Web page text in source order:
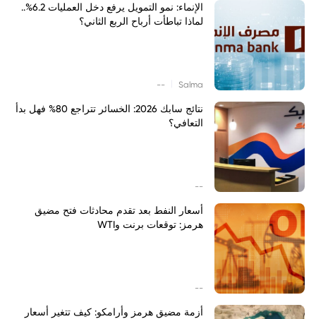
الإنماء: نمو التمويل يرفع دخل العمليات 6.2%..
لماذا تباطأت أرباح الربع الثاني؟
Salma
--
نتائج سابك 2026: الخسائر تتراجع 80% فهل بدأ
التعافي؟
--
أسعار النفط بعد تقدم محادثات فتح مضيق
هرمز: توقعات برنت وWTI
--
أزمة مضيق هرمز وأرامكو: كيف تتغير أسعار